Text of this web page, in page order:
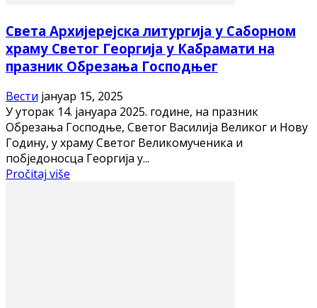
Света Архијерејска литургија у Саборном
храму Светог Георгија у Кабрамати на
празник Обрезања Господњег
Вести јануар 15, 2025
У уторак 14. јануара 2025. године, на празник
Обрезања Господње, Светог Василија Великог и Нову
Годину, у храму Светог Великомученика и
побједоносца Георгија у...
Pročitaj više